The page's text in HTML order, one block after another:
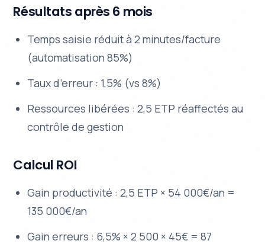
Résultats après 6 mois
Temps saisie réduit à 2 minutes/facture
(automatisation 85%)
Taux d’erreur : 1,5% (vs 8%)
Ressources libérées : 2,5 ETP réaffectés au
contrôle de gestion
Calcul ROI
Gain productivité : 2,5 ETP × 54 000€/an =
135 000€/an
Gain erreurs : 6,5% × 2 500 × 45€ = 87